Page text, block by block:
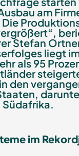
am
Stefan
liegt
als 95
den
im